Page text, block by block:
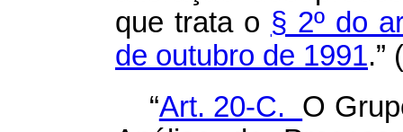
que trata o § 2º do
de outubro de 1991.”
“Art. 20-C. O